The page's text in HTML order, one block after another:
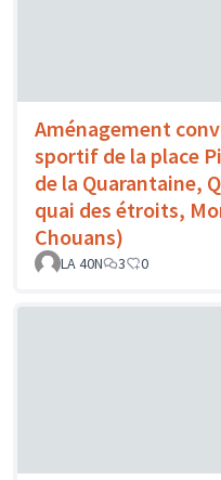
Aménagement
sportif de la place
de la Quarantaine,
quai des étroits,
Chouans)
LA 40N 3 0